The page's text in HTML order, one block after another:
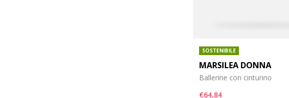
SOSTENIBILE
MARSILEA DONNA
Ballerine con cinturino
€64,84